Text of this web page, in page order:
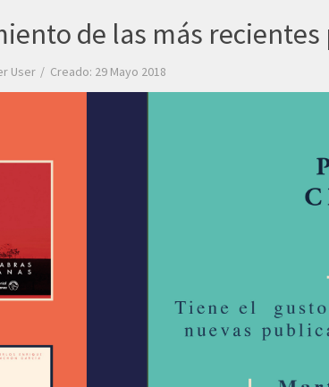
de las más
User Creado: 29 Mayo 2018